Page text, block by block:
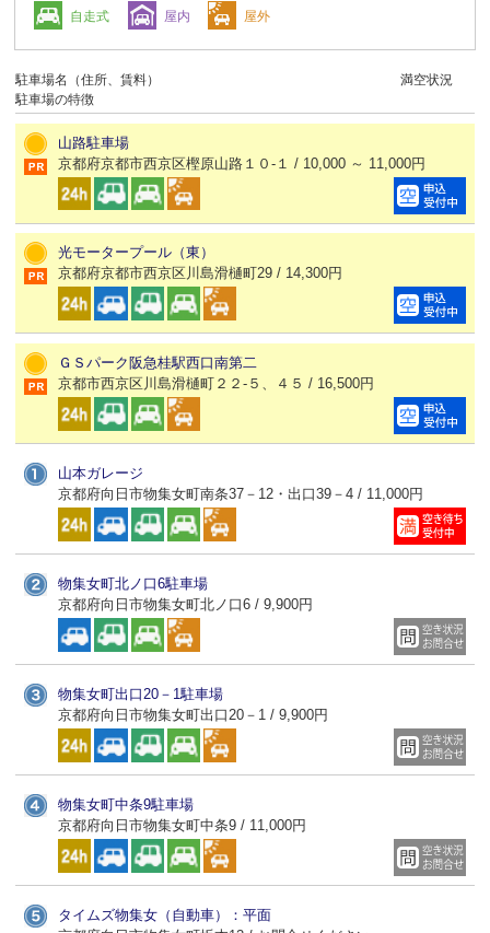
自走式 屋内 屋外
駐車場名（住所、賃料）
駐車場の特徴
満空状況
山路駐車場
京都府京都市西京区樫原山路１０-１ / 10,000 ～ 11,000円
光モータープール（東）
京都府京都市西京区川島滑樋町29 / 14,300円
ＧＳパーク阪急桂駅西口南第二
京都市西京区川島滑樋町２２-５、４５ / 16,500円
山本ガレージ
京都府向日市物集女町南条37－12・出口39－4 / 11,000円
物集女町北ノ口6駐車場
京都府向日市物集女町北ノ口6 / 9,900円
物集女町出口20－1駐車場
京都府向日市物集女町出口20－1 / 9,900円
物集女町中条9駐車場
京都府向日市物集女町中条9 / 11,000円
タイムズ物集女（自動車）：平面